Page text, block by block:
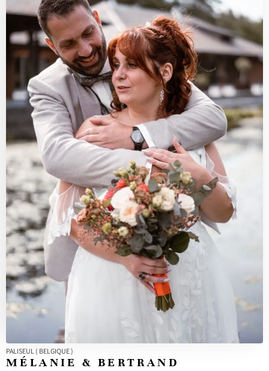
PALISEUL ( BELGIQUE )
MÉLANIE & BERTRAND